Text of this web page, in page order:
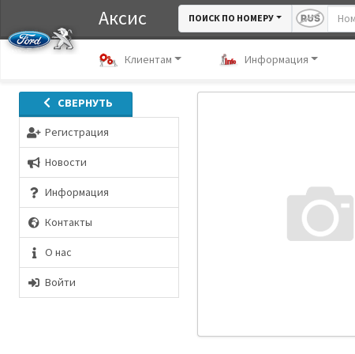
Аксис ПОИСК ПО НОМЕРУ
Клиентам Информация
СВЕРНУТЬ
Регистрация
Новости
Информация
Контакты
О нас
Войти